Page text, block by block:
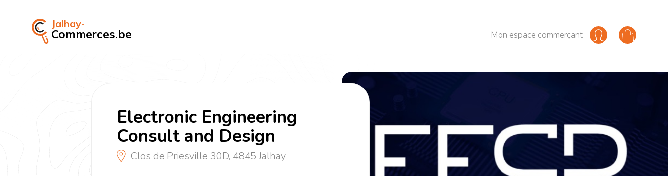
Jalhay-
Commerces.be Mon espace commerçant
Electronic Engineering
Consult and Design
Clos de Priesville 30D, 4845 Jalhay